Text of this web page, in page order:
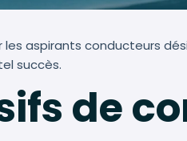
aspirants conducteurs
succès.
de